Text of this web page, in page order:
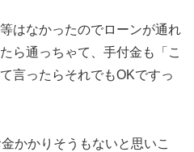
はなかったのでローンが通れ
ら通っちゃて、手付金も「こ
言ったらそれでもOKですっ
かかりそうもないと思いこ